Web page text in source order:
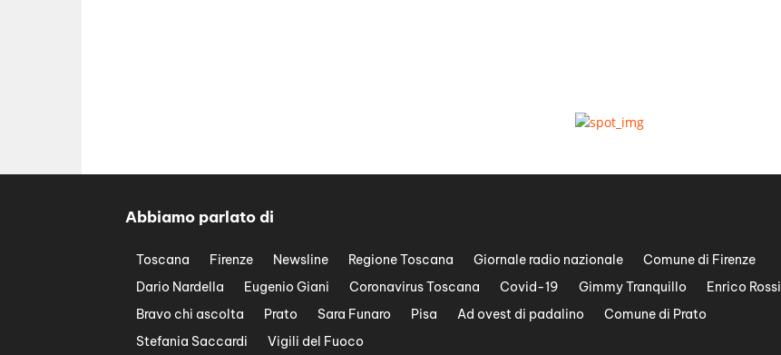
Abbiamo parlato di
Toscana Firenze Newsline Regione Toscana Giornale radio nazionale
Comune di Firenze
Dario Nardella
Eugenio Giani Coronavirus Toscana Covid-19 Gimmy Tranquillo
Enrico Rossi
Bravo chi ascolta
Prato Sara Funaro Pisa Ad ovest di padalino
Comune di Prato
Stefania Saccardi
Vigili del Fuoco